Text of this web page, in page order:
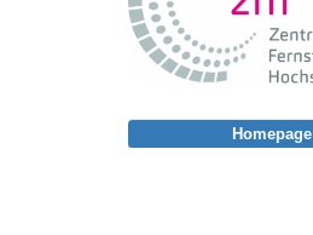
Homepage